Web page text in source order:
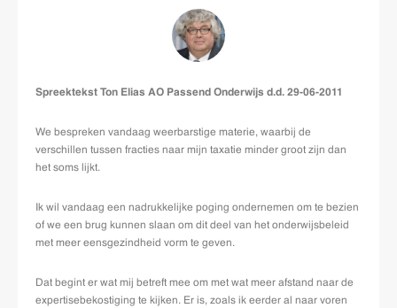
Spreektekst Ton Elias AO Passend Onderwijs d.d. 29-06-2011
We bespreken vandaag weerbarstige materie, waarbij de
verschillen tussen fracties naar mijn taxatie minder groot zijn dan
het soms lijkt.
Ik wil vandaag een nadrukkelijke poging ondernemen om te bezien
of we een brug kunnen slaan om dit deel van het onderwijsbeleid
met meer eensgezindheid vorm te geven.
Dat begint er wat mij betreft mee om met wat meer afstand naar de
expertisebekostiging te kijken. Er is, zoals ik eerder al naar voren